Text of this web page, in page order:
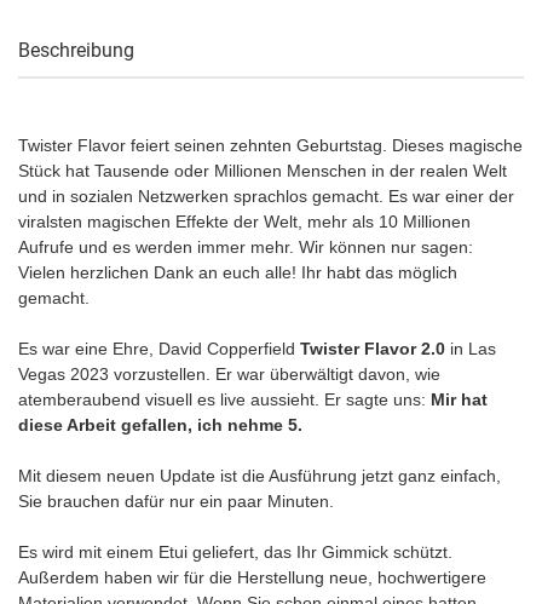
Beschreibung
Twister Flavor feiert seinen zehnten Geburtstag. Dieses magische
Stück hat Tausende oder Millionen Menschen in der realen Welt
und in sozialen Netzwerken sprachlos gemacht. Es war einer der
viralsten magischen Effekte der Welt, mehr als 10 Millionen
Aufrufe und es werden immer mehr. Wir können nur sagen:
Vielen herzlichen Dank an euch alle! Ihr habt das möglich
gemacht.
Es war eine Ehre, David Copperfield Twister Flavor 2.0 in Las
Vegas 2023 vorzustellen. Er war überwältigt davon, wie
atemberaubend visuell es live aussieht. Er sagte uns: Mir hat
diese Arbeit gefallen, ich nehme 5.
Mit diesem neuen Update ist die Ausführung jetzt ganz einfach,
Sie brauchen dafür nur ein paar Minuten.
Es wird mit einem Etui geliefert, das Ihr Gimmick schützt.
Außerdem haben wir für die Herstellung neue, hochwertigere